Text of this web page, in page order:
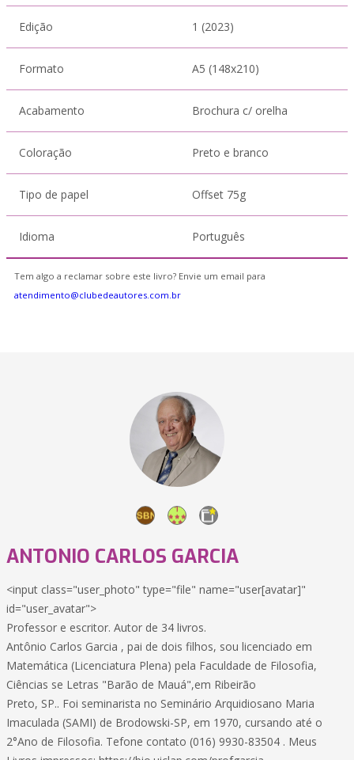
Edição 1 (2023)
Formato A5 (148x210)
Acabamento Brochura c/ orelha
Coloração Preto e branco
Tipo de papel Offset 75g
Idioma Português
Tem algo a reclamar sobre este livro? Envie um email para
atendimento@clubedeautores.com.br
ANTONIO CARLOS GARCIA
<input class="user_photo" type="file" name="user[avatar]"
id="user_avatar">
Professor e escritor. Autor de 34 livros.
Antônio Carlos Garcia , pai de dois filhos, sou licenciado em
Matemática (Licenciatura Plena) pela Faculdade de Filosofia,
Ciências se Letras "Barão de Mauá",em Ribeirão
Preto, SP.. Foi seminarista no Seminário Arquidiosano Maria
Imaculada (SAMI) de Brodowski-SP, em 1970, cursando até o
2°Ano de Filosofia. Tefone contato (016) 9930-83504 . Meus